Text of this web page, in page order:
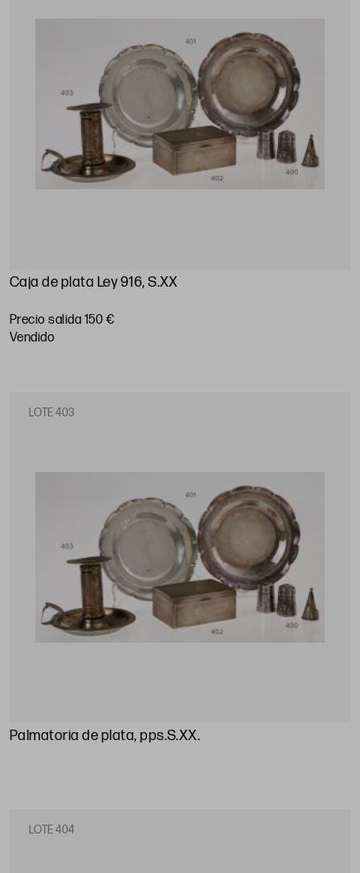
Caja de plata Ley 916, S.XX
Precio salida 150 €
vendido
LOTE 403
Palmatoria de plata, pps.S.XX.
LOTE 404